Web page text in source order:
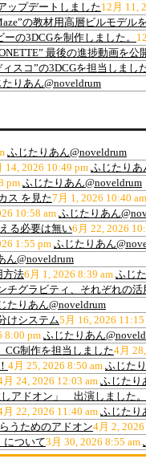
ップデートしました12月 11,
の教材用高層ビルモデル
の3DCGを制作しました。
最後の進捗動画を公
スコ”の3DCGを担当しまし
りあん@noveldrum
ふじたりあん@noveldrum
14, 2026 10:49 pmふじたりあ
pm ふじたりあん@noveldrum
ス を見た7月 1, 2026 10:40 am
10:58 am ふじたりあん
る必要は無い6月 22, 2026
1:55 pm ふじたりあん
ん@noveldrum
方法6月 1, 2026 8:39 am ふじ
チグラビティ、それぞれの
たりあん@noveldrum
けシステム5月 16, 2026 11:15
8:00 pm ふじたりあん
CG制作を担当しました4月
4月 25, 2026 8:50 am ふじた
月 24, 2026 12:03 am ふじたり
アドオン」 出演しました。
月 22, 2026 11:40 am ふじたり
うためのアドオン4月 2,
について3月 30, 2026 8:55 am